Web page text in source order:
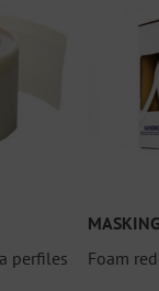
perfiles
Foam